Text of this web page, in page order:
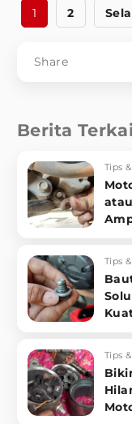
1 2
Share
Berita
Tips
Tips
Tips